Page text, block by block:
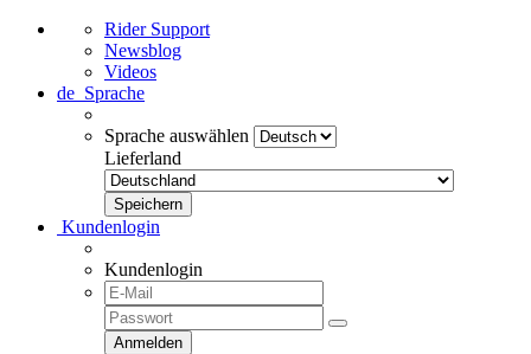
Rider Support
Newsblog
Videos
de Sprache
Sprache auswählen
Lieferland
Kundenlogin
Kundenlogin